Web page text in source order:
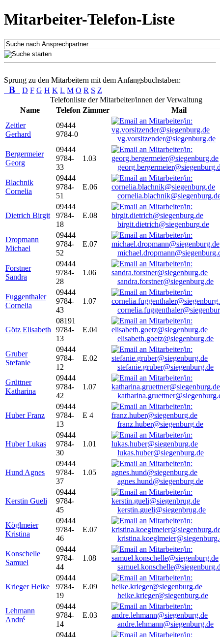
Mitarbeiter-Telefon-Liste
Sprung zu den Mitarbeitern mit dem Anfangsbuchstaben:
B D F G H K L M O R S Z
Telefonliste der Mitarbeiter/innen der Verwaltung
Name
Telefon Zimmer
Mail
Zeitler
Gerhard
09444
9784-0
vg.vorsitzender@siegenburg.de
Bergermeier
Georg
09444
9784-
33
1.03
Blachnik
Cornelia
09444
9784-
51
E.06
Dietrich Birgit
09444
9784-
18
E.08
birgit.dietrich@siegenburg.de
Dropmann
Michael
09444
9784-
52
E.07
Forstner
Sandra
09444
9784-
28
1.06
sandra.forstner@siegenburg.de
Fuggenthaler
Cornelia
09444
9784-
43
1.07
Götz Elisabeth
08191
9784-
13
E.04
elisabeth.goetz@siegenburg.de
Gruber
Stefanie
09444
9784-
12
E.02
stefanie.gruber@siegenburg.de
Grüttner
Katharina
09444
9784-
42
1.07
Huber Franz
09444
9784-
13
E 4
franz.huber@siegenburg.de
Huber Lukas
09444
9784-
30
1.01
lukas.huber@siegenburg.de
Hund Agnes
09444
9784-
37
1.05
agnes.hund@siegenburg.de
Kerstin Gueli
09444
9784-
45
kerstin.gueli@siegenbrug.de
Köglmeier
Kristina
09444
9784-
46
E.07
Konschelle
Samuel
09444
9784-
44
1.08
Krieger Heike
09444
9784-
19
E.09
heike.krieger@siegenburg.de
Lehmann
André
09444
9784-
14
E.03
andre.lehmann@siegenburg.de
09444